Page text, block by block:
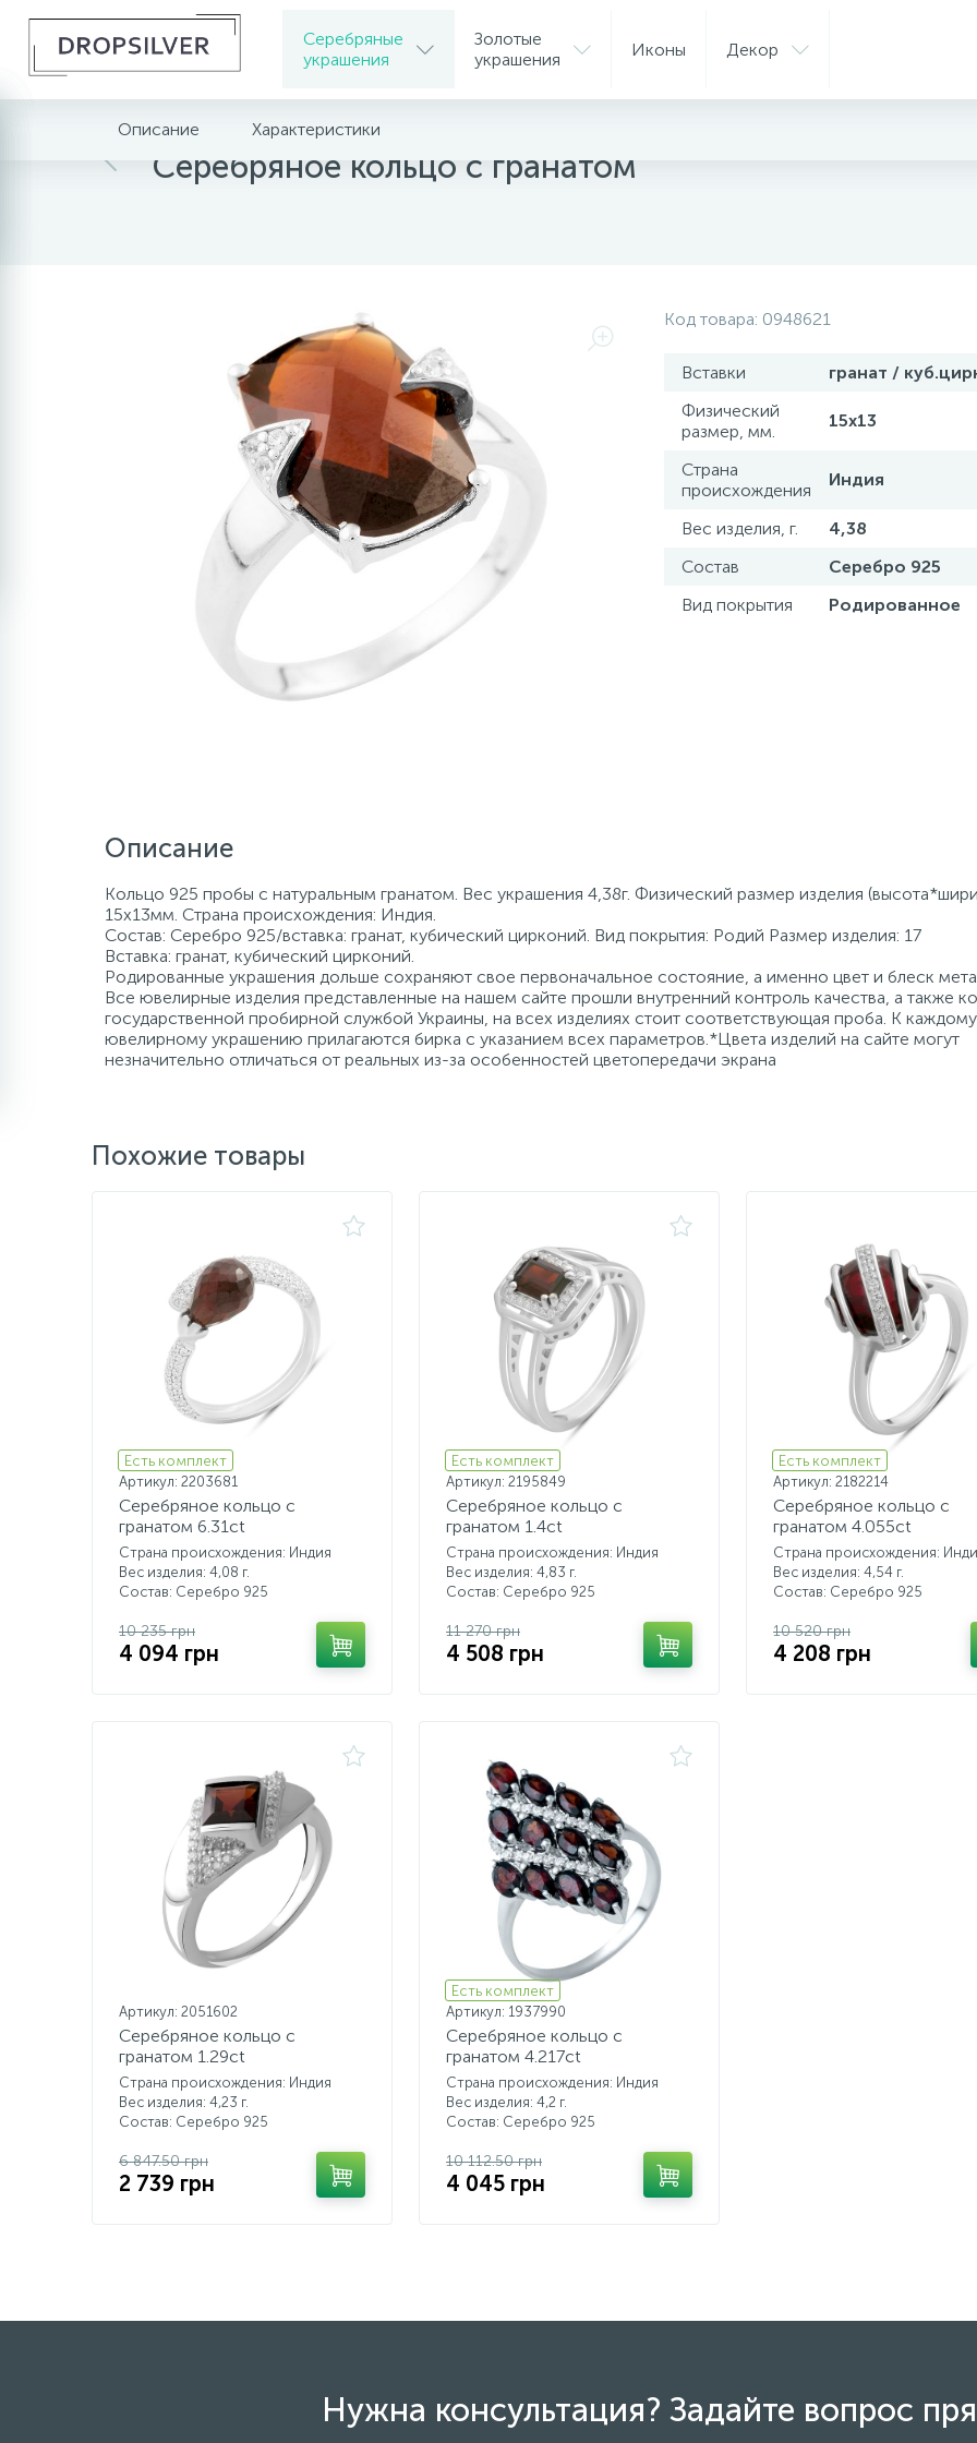
Серебряные
украшения
Золотые
украшения
Иконы Декор
Главная
Серебряное кольцо с гранатом
Описание Характеристики
Код товара: 0948621
Вставки
гранат /
Физический
размер, мм.
15х13
Страна
происхождения
Индия
Вес изделия, г.
4,38
Состав
Серебро 925
Вид покрытия
Родированное
Описание
Кольцо 925 пробы с натуральным гранатом. Вес украшения 4,38г. Физический размер изделия
15х13мм. Страна происхождения: Индия.
Состав: Серебро 925/вставка: гранат, кубический цирконий. Вид покрытия: Родий Размер изделия: 17
Вставка: гранат, кубический цирконий.
Родированные украшения дольше сохраняют свое первоначальное состояние, а именно цвет и блеск
Все ювелирные изделия представленные на нашем сайте прошли внутренний контроль качества, а также
государственной пробирной службой Украины, на всех изделиях стоит соответствующая проба. К каждому
ювелирному украшению прилагаются бирка с указанием всех параметров.*Цвета изделий на сайте могут
незначительно отличаться от реальных из-за особенностей цветопередачи экрана
Похожие товары
Есть комплект
Артикул: 2203681
Серебряное кольцо с
гранатом 6.31ct
Страна происхождения: Индия
Вес изделия: 4,08 г.
Состав: Серебро 925
10 235 грн
4 094 грн
Есть комплект
Артикул: 2195849
Серебряное кольцо с
гранатом 1.4ct
Страна происхождения: Индия
Вес изделия: 4,83 г.
Состав: Серебро 925
11 270 грн
4 508 грн
Есть комплект
Артикул: 2182214
Серебряное кольцо с
гранатом 4.055ct
Страна происхождения:
Вес изделия: 4,54 г.
Состав: Серебро 925
10 520 грн
4 208 грн
Артикул: 2051602
Серебряное кольцо с
гранатом 1.29ct
Страна происхождения: Индия
Вес изделия: 4,23 г.
Состав: Серебро 925
6 847.50 грн
2 739 грн
Есть комплект
Артикул: 1937990
Серебряное кольцо с
гранатом 4.217ct
Страна происхождения: Индия
Вес изделия: 4,2 г.
Состав: Серебро 925
10 112.50 грн
4 045 грн
Нужна консультация? Задайте вопрос